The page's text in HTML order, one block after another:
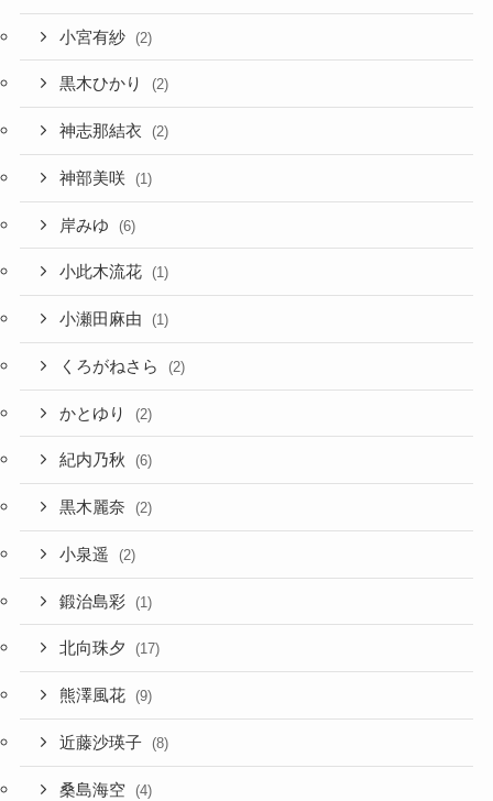
小宮有紗 (2)
黒木ひかり (2)
神志那結衣 (2)
神部美咲 (1)
岸みゆ (6)
小此木流花 (1)
小瀬田麻由 (1)
くろがねさら (2)
かとゆり (2)
紀内乃秋 (6)
黒木麗奈 (2)
小泉遥 (2)
鍛治島彩 (1)
北向珠夕 (17)
熊澤風花 (9)
近藤沙瑛子 (8)
桑島海空 (4)